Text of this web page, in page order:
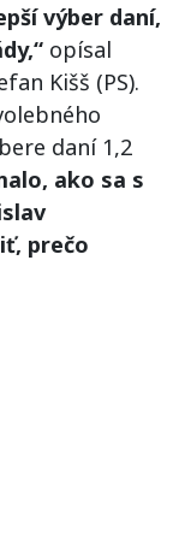
výber daní,
opísal
Kišš (PS).
daní 1,2
ako sa s
prečo